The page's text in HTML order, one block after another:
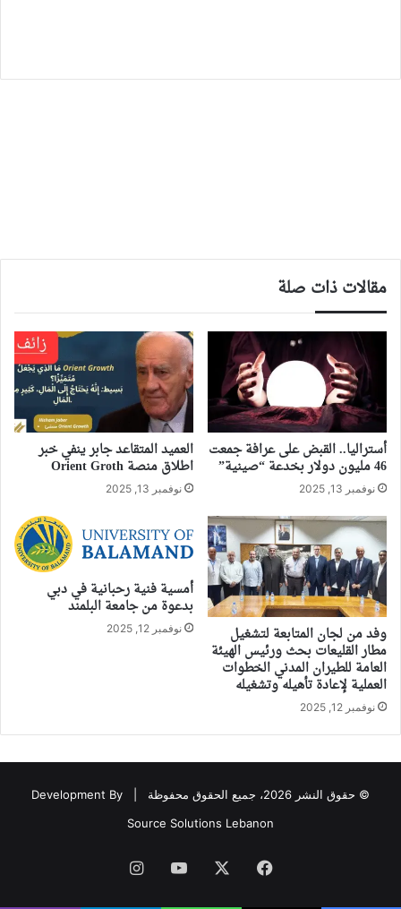
مقالات ذات صلة
أستراليا.. القبض على عرافة جمعت
46 مليون دولار بخدعة “صينية”
نوفمبر 13, 2025
العميد المتقاعد جابر ينفي خبر
اطلاق منصة Orient Groth
نوفمبر 13, 2025
وفد من لجان المتابعة لتشغيل
مطار القليعات بحث ورئيس الهيئة
العامة للطيران المدني الخطوات
العملية لإعادة تأهيله وتشغيله
نوفمبر 12, 2025
أمسية فنية رحبانية في دبي
بدعوة من جامعة البلمند
نوفمبر 12, 2025
© حقوق النشر 2026، جميع الحقوق محفوظة |
Development By
Source Solutions Lebanon
فيسبوك ‫YouTubeانستقرام